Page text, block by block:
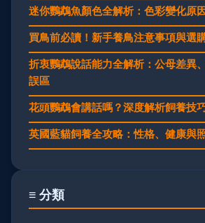
迷你鸚鵡魚顏色全解析：色彩變化原
買鳥前必讀！新手養鳥注意事項與選
折衷鸚鵡說話能力全解析：公母差異
誤區
花頭鸚鵡會講話嗎？深度解析飼養技
英國藍貓飼養全攻略：性格、健康與
≡ 分類